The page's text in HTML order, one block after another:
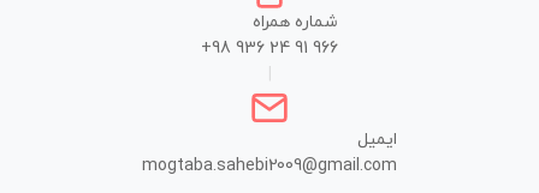
شماره همراه
+98 936 24 91 966
ایمیل
mogtaba.sahebi2009@gmail.com